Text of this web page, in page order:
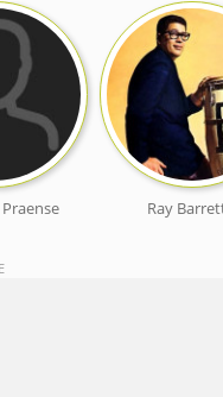
Ray